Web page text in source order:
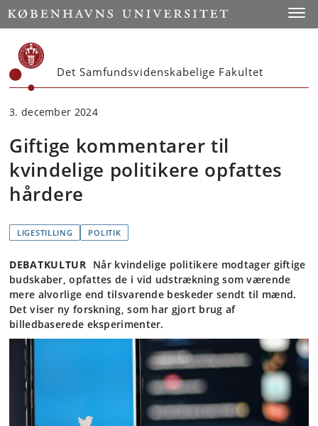
Start
Det Samfundsvidenskabelige Fakultet
3. december 2024
Giftige kommentarer til
kvindelige politikere opfattes
hårdere
LIGESTILLING POLITIK
DEBATKULTUR Når kvindelige politikere modtager giftige
budskaber, opfattes de i vid udstrækning som værende
mere alvorlige end tilsvarende beskeder sendt til mænd.
Det viser ny forskning, som har gjort brug af
billedbaserede eksperimenter.